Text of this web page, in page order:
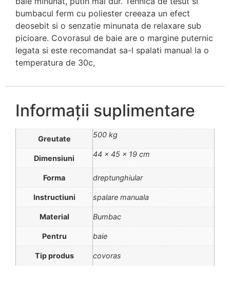
bumbacul ferm cu poliester creeaza un efect
deosebit si o senzatie minunata de relaxare sub
picioare. Covorasul de baie are o margine puternic
legata si este recomandat sa-l spalati manual la o
temperatura de 30c,
Informații suplimentare
Greutate 500 kg
Dimensiuni 44 × 45 × 19 cm
Forma dreptunghiular
Instructiuni spalare manuala
Material Bumbac
Pentru baie
Tip produs covoras